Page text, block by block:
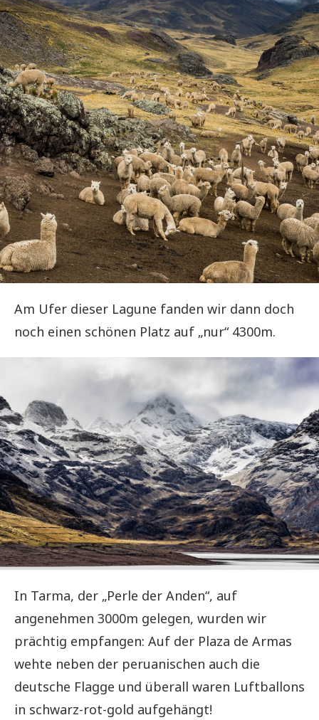
Am Ufer dieser Lagune fanden wir dann doch
noch einen schönen Platz auf „nur“ 4300m.
In Tarma, der „Perle der Anden“, auf
angenehmen 3000m gelegen, wurden wir
prächtig empfangen: Auf der Plaza de Armas
wehte neben der peruanischen auch die
deutsche Flagge und überall waren Luftballons
in schwarz-rot-gold aufgehängt!